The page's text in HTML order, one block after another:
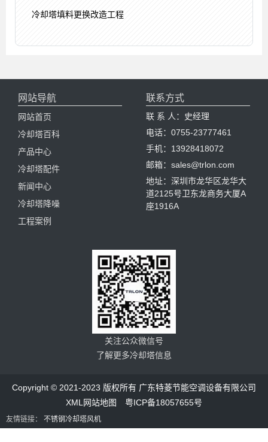
冷却塔填料更换改造工程
网站导航
网站首页
冷却塔百科
产品中心
冷却塔配件
新闻中心
冷却塔降噪
工程案例
联系方式
联 系 人：史经理
电话：0755-23777461
手机：13928418072
邮箱：sales@trlon.com
地址：深圳市龙华区龙华大
道2125号卫东龙商务大厦A
座1916A
关注公众微信号
了解更多冷却塔信息
Copyright © 2021-2023 版权所有 广东特菱节能空调设备有限公司
XML网站地图
粤ICP备18057655号
友情链接： 不锈钢冷却塔风机